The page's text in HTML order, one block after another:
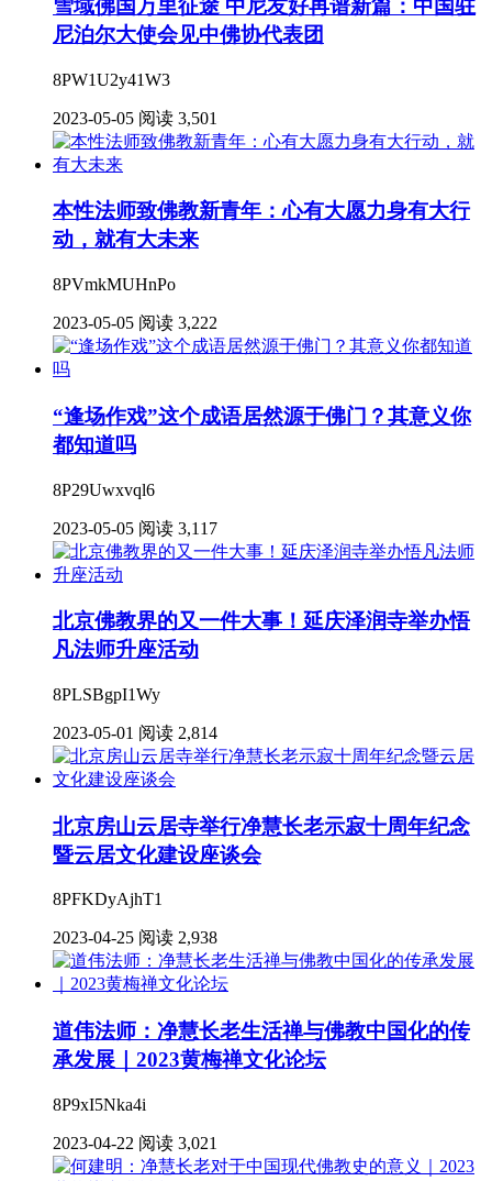
雪域佛国万里征途 中尼友好再谱新篇：中国驻
尼泊尔大使会见中佛协代表团
8PW1U2y41W3
2023-05-05 阅读 3,501
本性法师致佛教新青年：心有大愿力身有大行
动，就有大未来
8PVmkMUHnPo
2023-05-05 阅读 3,222
“逢场作戏”这个成语居然源于佛门？其意义你
都知道吗
8P29Uwxvql6
2023-05-05 阅读 3,117
北京佛教界的又一件大事！延庆泽润寺举办悟
凡法师升座活动
8PLSBgpI1Wy
2023-05-01 阅读 2,814
北京房山云居寺举行净慧长老示寂十周年纪念
暨云居文化建设座谈会
8PFKDyAjhT1
2023-04-25 阅读 2,938
道伟法师：净慧长老生活禅与佛教中国化的传
承发展｜2023黄梅禅文化论坛
8P9xI5Nka4i
2023-04-22 阅读 3,021